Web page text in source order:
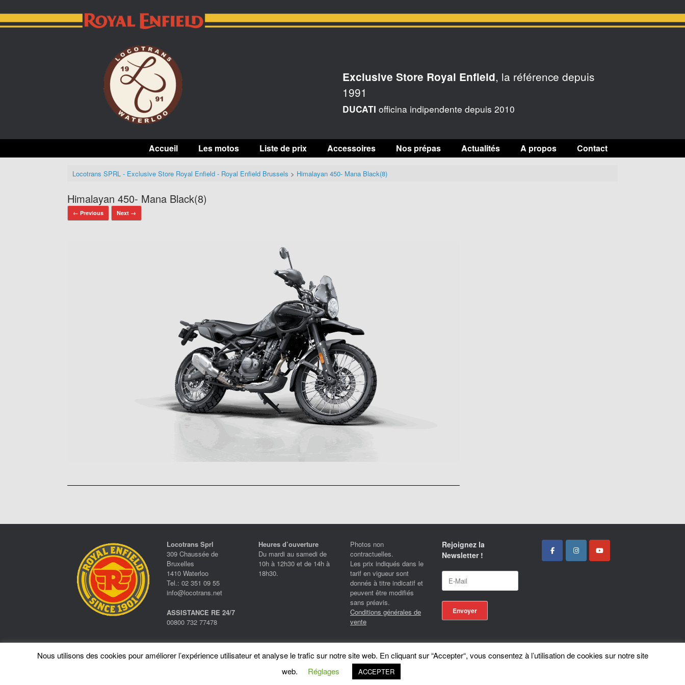
to
content
Exclusive Store Royal Enfield, la référence depuis
1991
DUCATI officina indipendente depuis 2010
Accueil Les motos Liste de prix Accessoires Nos prépas Actualités A propos Contact
Locotrans SPRL - Exclusive Store Royal Enfield - Royal Enfield Brussels > Himalayan 450- Mana Black(8)
Himalayan 450- Mana Black(8)
← Previous Next →
Locotrans Sprl
309 Chaussée de
Bruxelles
1410 Waterloo
Tel.: 02 351 09 55
info@locotrans.net
ASSISTANCE RE 24/7
00800 732 77478
Heures d’ouverture
Du mardi au samedi de
10h à 12h30 et de 14h à
18h30.
Photos non
contractuelles.
Les prix indiqués dans le
tarif en vigueur sont
donnés à titre indicatif et
peuvent être modifiés
sans préavis.
Conditions générales de
vente
Rejoignez la
Newsletter !
ASiteOrigin Theme
Nous utilisons des cookies pour améliorer l’expérience utilisateur et analyse le trafic sur notre site web. En cliquant sur “Accepter“, vous consentez à l’utilisation de cookies sur notre site
web.
Réglages ACCEPTER